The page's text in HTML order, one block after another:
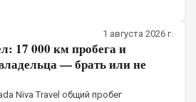
растёт. Но если перенестись в
1 августа 2026 г.
17 000 км пробега и
— брать или не
Niva Travel общий пробег